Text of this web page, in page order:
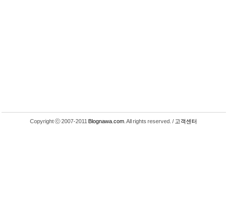
Copyright ⓒ 2007-2011 Blognawa.com . All rights reserved. / 고객센터